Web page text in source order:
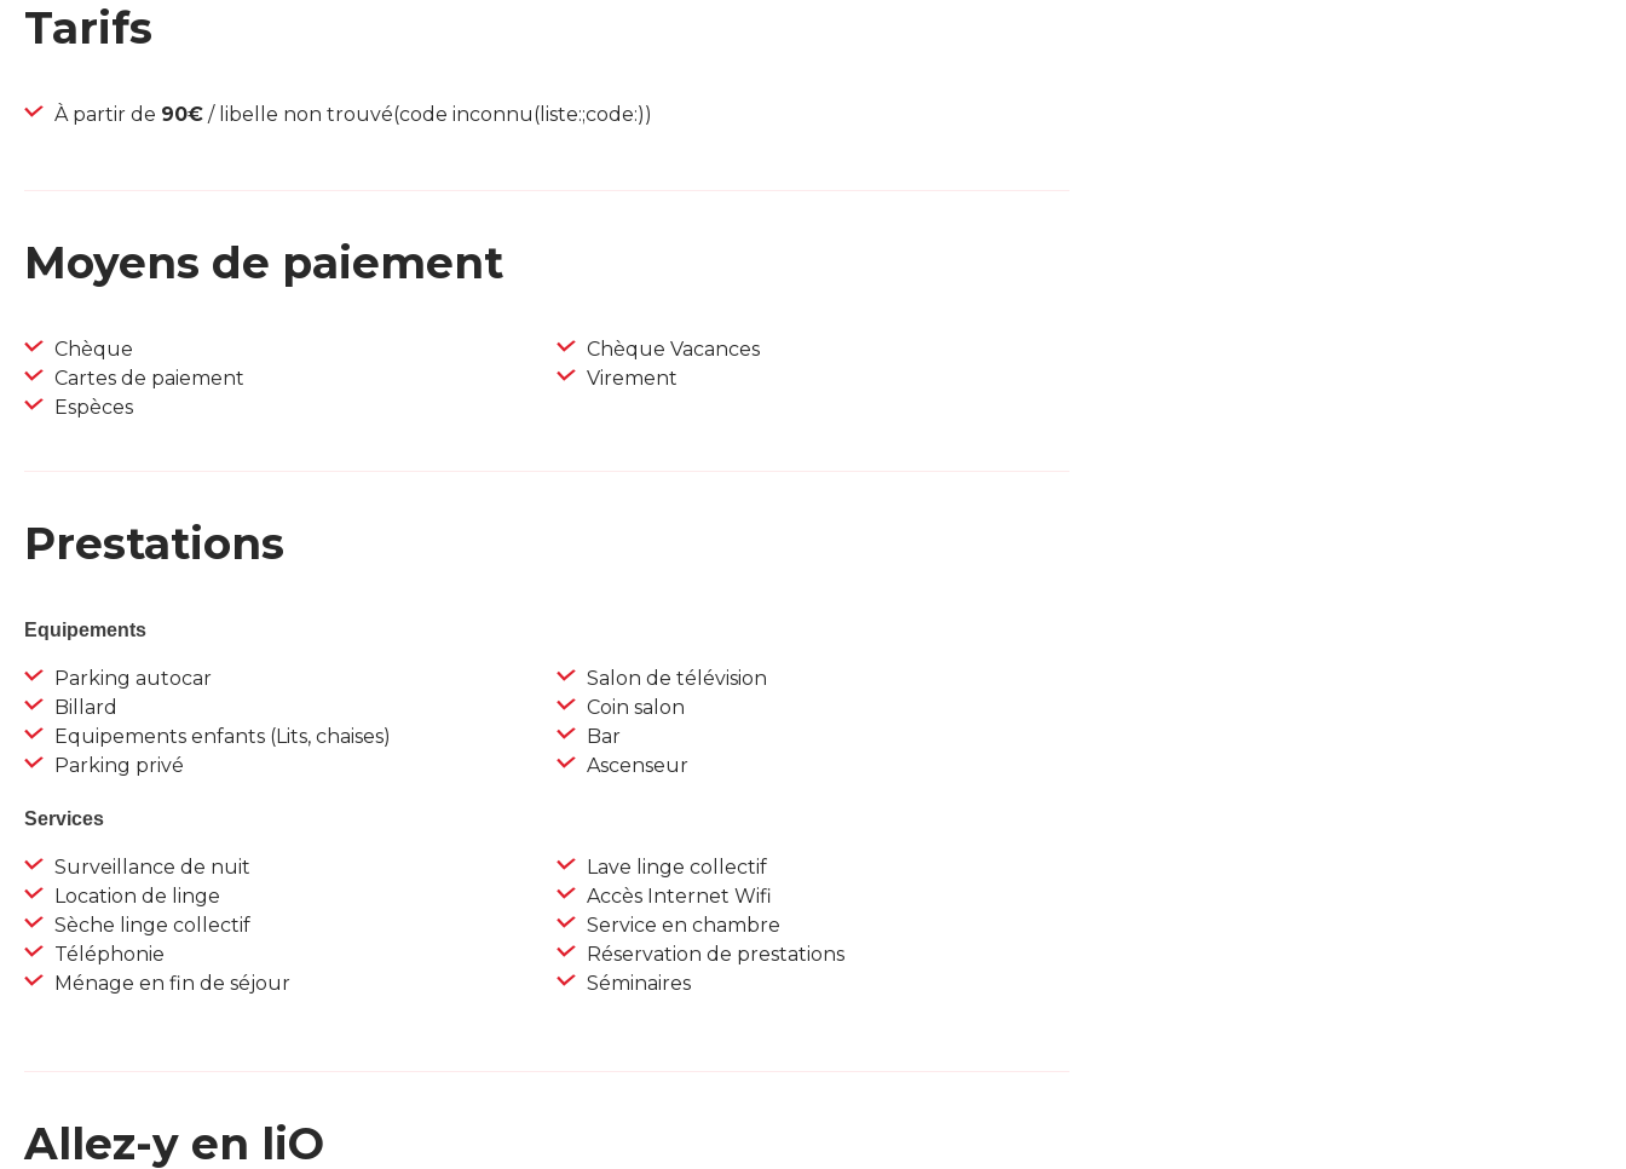
Tarifs
À partir de 90€ / libelle non trouvé(code inconnu(liste:;code:))
Moyens de paiement
Chèque
Cartes de paiement
Espèces
Chèque Vacances
Virement
Prestations
Equipements
Parking autocar
Billard
Equipements enfants (Lits, chaises)
Parking privé
Salon de télévision
Coin salon
Bar
Ascenseur
Services
Surveillance de nuit
Location de linge
Sèche linge collectif
Téléphonie
Ménage en fin de séjour
Lave linge collectif
Accès Internet Wifi
Service en chambre
Réservation de prestations
Séminaires
Allez-y en liO